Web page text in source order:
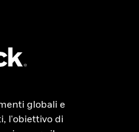
globali e
l'obiettivo di